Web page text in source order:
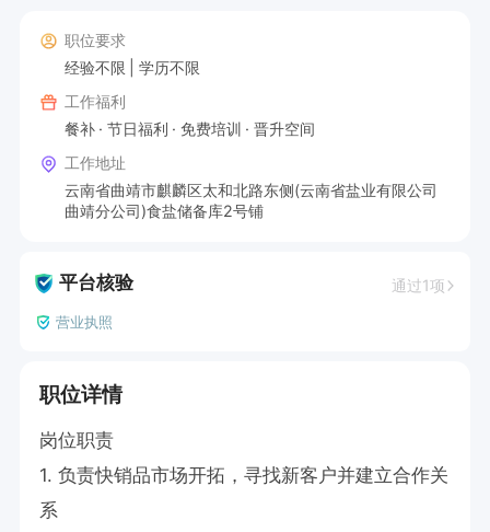
职位要求
经验不限
学历不限
工作福利
餐补
节日福利 免费培训
晋升空间
工作地址
云南省曲靖市麒麟区太和北路东侧(云南省盐业有限公司
曲靖分公司)食盐储备库2号铺
平台核验 通过1项
营业执照
职位详情
岗位职责
1. 负责快销品市场开拓，寻找新客户并建立合作关
系